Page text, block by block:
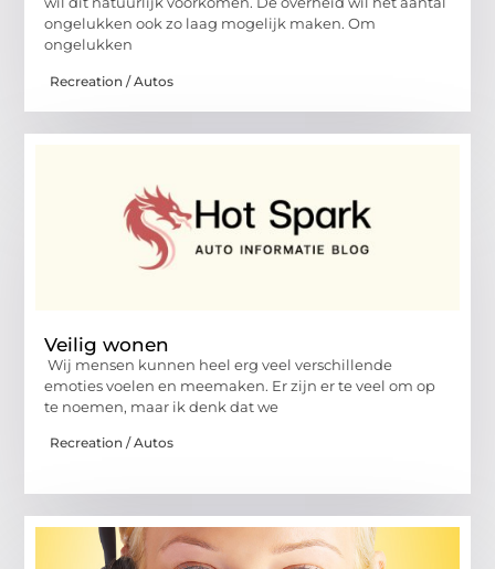
ongelukken ook zo laag mogelijk maken. Om
ongelukken
Recreation / Autos
Veilig wonen
Wij mensen kunnen heel erg veel verschillende
emoties voelen en meemaken. Er zijn er te veel om op
te noemen, maar ik denk dat we
Recreation / Autos